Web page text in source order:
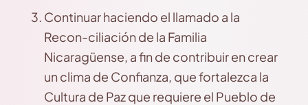
Continuar haciendo el llamado a la
Recon-ciliación de la Familia
Nicaragüense, a fin de contribuir en crear
un clima de Confianza, que fortalezca la
Cultura de Paz que requiere el Pueblo de